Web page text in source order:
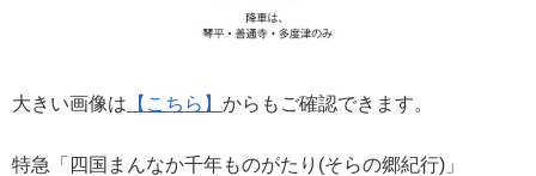
大きい画像は 【こちら】 からもご確認できます。
特急「四国まんなか千年ものがたり(そらの郷紀行)」